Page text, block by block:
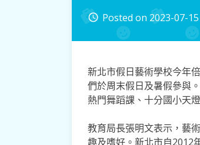
access_time Posted on2023-07-15
新北市假日藝術學校今年
們於周末假日及暑假參與
熱門舞蹈課、十分國小天
教育局長張明文表示，藝
趣及嗜好。新北市自2012